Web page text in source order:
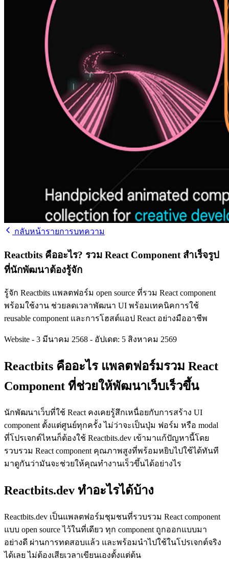
กลับหน้ารายการบทความ
Reactbits คืออะไร? รวม React Component สำเร็จรูป
ที่นักพัฒนาต้องรู้จัก
รู้จัก Reactbits แพลตฟอร์ม open source ที่รวม React component
พร้อมใช้งาน ช่วยลดเวลาพัฒนา UI พร้อมเทคนิคการใช้
reusable component และการโฮสต์แอป React อย่างมืออาชีพ
Website - 3 มีนาคม 2568 - อัปเดต: 5 สิงหาคม 2569
Reactbits คืออะไร แพลตฟอร์มรวม React
Component ที่ช่วยให้พัฒนาเว็บเร็วขึ้น
นักพัฒนาเว็บที่ใช้ React คงเคยรู้สึกเหนื่อยกับการสร้าง UI
component ตั้งแต่ศูนย์ทุกครั้ง ไม่ว่าจะเป็นปุ่ม ฟอร์ม หรือ modal
ที่โปรเจกต์ไหนก็ต้องใช้ Reactbits.dev เข้ามาแก้ปัญหานี้โดย
รวบรวม React component คุณภาพสูงที่พร้อมหยิบไปใช้ได้ทันที
มาดูกันว่ามันจะช่วยให้คุณทำงานเร็วขึ้นได้อย่างไร
Reactbits.dev ทำอะไรได้บ้าง
Reactbits.dev เป็นแพลตฟอร์มชุมชนที่รวบรวม React component
แบบ open source ไว้ในที่เดียว ทุก component ถูกออกแบบมา
อย่างดี ผ่านการทดสอบแล้ว และพร้อมนำไปใช้ในโปรเจกต์จริง
ได้เลย ไม่ต้องเสียเวลาเขียนเองตั้งแต่ต้น